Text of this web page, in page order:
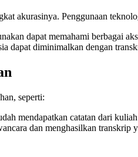
akurasinya. Penggunaan
dapat memahami berbagai
dapat diminimalkan dengan
seperti:
mendapatkan catatan dari
dan menghasilkan